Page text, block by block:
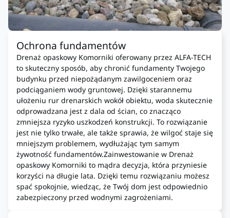
Ochrona fundamentów
Drenaż opaskowy Komorniki oferowany przez ALFA-TECH
to skuteczny sposób, aby chronić fundamenty Twojego
budynku przed niepożądanym zawilgoceniem oraz
podciąganiem wody gruntowej. Dzięki starannemu
ułożeniu rur drenarskich wokół obiektu, woda skutecznie
odprowadzana jest z dala od ścian, co znacząco
zmniejsza ryzyko uszkodzeń konstrukcji. To rozwiązanie
jest nie tylko trwałe, ale także sprawia, że wilgoć staje się
mniejszym problemem, wydłużając tym samym
żywotność fundamentów.Zainwestowanie w Drenaż
opaskowy Komorniki to mądra decyzja, która przyniesie
korzyści na długie lata. Dzięki temu rozwiązaniu możesz
spać spokojnie, wiedząc, że Twój dom jest odpowiednio
zabezpieczony przed wodnymi zagrożeniami.